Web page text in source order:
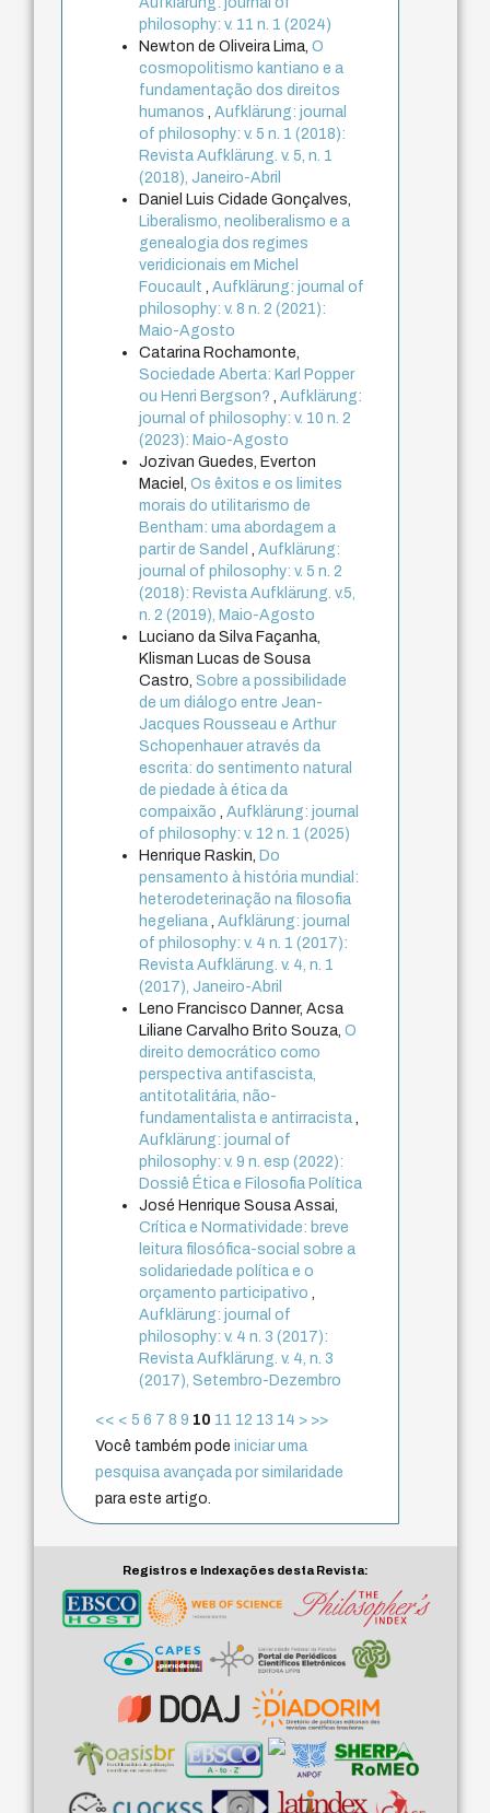
philosophy: v. 11 n. 1 (2024)
Newton de Oliveira Lima,O
cosmopolitismo kantiano e a
fundamentação dos direitos
humanos,Aufklärung: journal
of philosophy: v. 5 n. 1 (2018):
Revista Aufklärung. v. 5, n. 1
(2018), Janeiro-Abril
Daniel Luis Cidade Gonçalves,
Liberalismo, neoliberalismo e a
genealogia dos regimes
veridicionais em Michel
Foucault,Aufklärung: journal of
philosophy: v. 8 n. 2 (2021):
Maio-Agosto
Catarina Rochamonte,
Sociedade Aberta: Karl Popper
ou Henri Bergson?,Aufklärung:
journal of philosophy: v. 10 n. 2
(2023): Maio-Agosto
Jozivan Guedes, Everton
Maciel,Os êxitos e os limites
morais do utilitarismo de
Bentham: uma abordagem a
partir de Sandel,Aufklärung:
journal of philosophy: v. 5 n. 2
(2018): Revista Aufklärung. v.5,
n. 2 (2019), Maio-Agosto
Luciano da Silva Façanha,
Klisman Lucas de Sousa
Castro,Sobre a possibilidade
de um diálogo entre Jean-
Jacques Rousseau e Arthur
Schopenhauer através da
escrita: do sentimento natural
de piedade à ética da
compaixão,Aufklärung: journal
of philosophy: v. 12 n. 1 (2025)
Henrique Raskin, Do
pensamento à história mundial:
heterodeterinação na filosofia
hegeliana,Aufklärung: journal
of philosophy: v. 4 n. 1 (2017):
Revista Aufklärung. v. 4, n. 1
(2017), Janeiro-Abril
Leno Francisco Danner, Acsa
Liliane Carvalho Brito Souza,O
direito democrático como
perspectiva antifascista,
antitotalitária, não-
fundamentalista e antirracista,
Aufklärung: journal of
philosophy: v. 9 n. esp (2022):
Dossiê Ética e Filosofia Política
José Henrique Sousa Assai,
Crítica e Normatividade: breve
leitura filosófica-social sobre a
solidariedade política e o
orçamento participativo,
Aufklärung: journal of
philosophy: v. 4 n. 3 (2017):
Revista Aufklärung. v. 4, n. 3
(2017), Setembro-Dezembro
<< < 5 6 7 8 9 10 11 12 13 14 > >>
Você também podeiniciar uma
pesquisa avançada por similaridade
para este artigo.
Registros e Indexações desta Revista: